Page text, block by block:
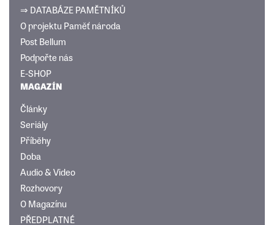
⇒ DATABÁZE PAMĚTNÍKŮ
O projektu Paměť národa
Post Bellum
Podpořte nás
E-SHOP
MAGAZÍN
Články
Seriály
Příběhy
Doba
Audio & Video
Rozhovory
O Magazínu
PŘEDPLATNÉ